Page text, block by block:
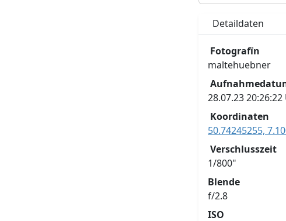
Detaildaten
Fotografïn
maltehuebner
28.07.23
Koordinaten
50.74245255,
Verschlusszeit
1/800"
Blende
f/2.8
ISO